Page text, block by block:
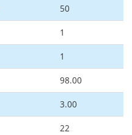
50
1
1
98.00
3.00
22